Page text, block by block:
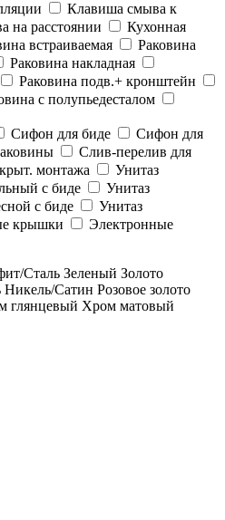
Клавиша смыва к
на расстоянии
Кухонная
встраиваемая
Раковина
Раковина накладная
Раковина подв.+ кронштейн
с полупьедесталом
Сифон для биде
Сифон для
Слив-перелив для
монтажа
Унитаз
с биде
Унитаз
с биде
Унитаз
крышки
Электронные
Сталь Зеленый Золото
Никель/Сатин Розовое золото
глянцевый Хром матовый